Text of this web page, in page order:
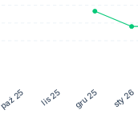
paź 25 lis 25 gru 25 sty 26